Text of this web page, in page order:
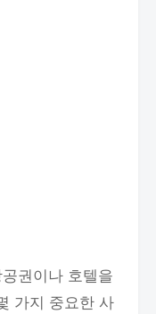
권이나 호텔을
가지 중요한 사